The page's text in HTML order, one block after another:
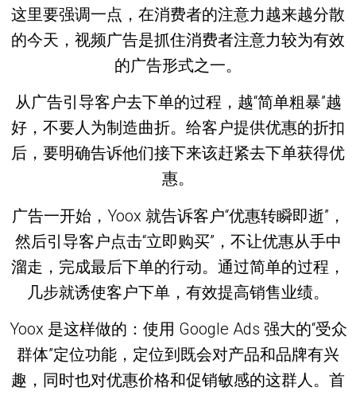
这里要强调一点，在消费者的注意力越来越分散
的今天，视频广告是抓住消费者注意力较为有效
的广告形式之一。
从广告引导客户去下单的过程，越“简单粗暴”越
好，不要人为制造曲折。给客户提供优惠的折扣
后，要明确告诉他们接下来该赶紧去下单获得优
惠。
广告一开始，Yoox 就告诉客户“优惠转瞬即逝”，
然后引导客户点击“立即购买”，不让优惠从手中
溜走，完成最后下单的行动。通过简单的过程，
几步就诱使客户下单，有效提高销售业绩。
Yoox 是这样做的：使用 Google Ads 强大的“受众
群体”定位功能，定位到既会对产品和品牌有兴
趣，同时也对优惠价格和促销敏感的这群人。首